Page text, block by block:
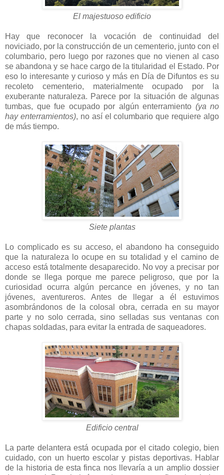
El majestuoso edificio
Hay que reconocer la vocación de continuidad del
noviciado, por la construcción de un cementerio, junto con el
columbario, pero luego por razones que no vienen al caso
se abandona y se hace cargo de la titularidad el Estado. Por
eso lo interesante y curioso y más en Día de Difuntos es su
recoleto cementerio, materialmente ocupado por la
exuberante naturaleza. Parece por la situación de algunas
tumbas, que fue ocupado por algún enterramiento (ya no
hay enterramientos), no así el columbario que requiere algo
de más tiempo.
Siete plantas
Lo complicado es su acceso, el abandono ha conseguido
que la naturaleza lo ocupe en su totalidad y el camino de
acceso está totalmente desaparecido. No voy a precisar por
donde se llega porque me parece peligroso, que por la
curiosidad ocurra algún percance en jóvenes, y no tan
jóvenes, aventureros. Antes de llegar a él estuvimos
asombrándonos de la colosal obra, cerrada en su mayor
parte y no solo cerrada, sino selladas sus ventanas con
chapas soldadas, para evitar la entrada de saqueadores.
Edificio central
La parte delantera está ocupada por el citado colegio, bien
cuidado, con un huerto escolar y pistas deportivas. Hablar
de la historia de esta finca nos llevaría a un amplio dossier